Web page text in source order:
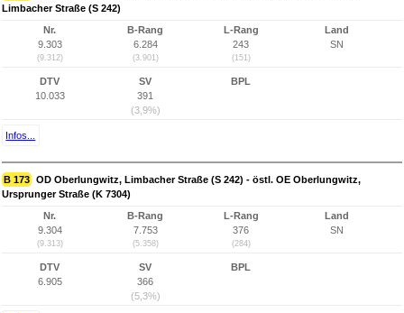
Limbacher Straße (S 242)
Nr.
9.303
(9.312)
B-Rang
6.284
(3.901)
L-Rang
243
(151)
Land
SN
DTV
10.033
SV
391
(3,9%)
BPL
Infos...
B 173 OD Oberlungwitz, Limbacher Straße (S 242) - östl. OE Oberlungwitz,
Ursprunger Straße (K 7304)
Nr.
9.304
(9.313)
B-Rang
7.753
(5.358)
L-Rang
376
(284)
Land
SN
DTV
6.905
SV
366
(5,3%)
BPL